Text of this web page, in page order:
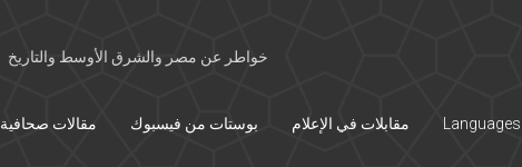
خواطر عن مصر والشرق الأوسط والتاريخ
مقالات صحافية بوستات من فيسبوك مقابلات في الإعلام Languages